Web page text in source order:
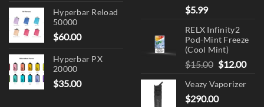
Hyperbar Reload
50000
$60.00
Hyperbar PX
20000
$35.00
$5.99
RELX Infinity2
Pod-Mint Freeze
(Cool Mint)
$15.00 Original
was:
$15.00.
$12.00
Veazy Vaporizer
$290.00